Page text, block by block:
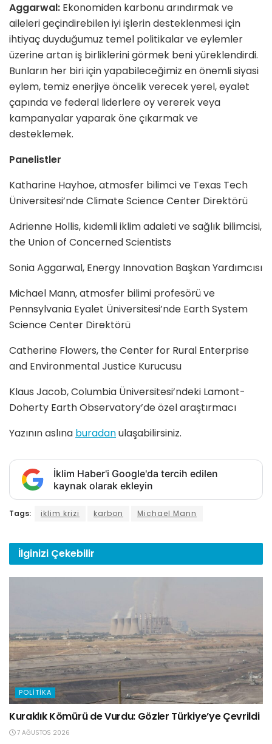
Aggarwal: Ekonomiden karbonu arındırmak ve
aileleri geçindirebilen iyi işlerin desteklenmesi için
ihtiyaç duyduğumuz temel politikalar ve eylemler
üzerine artan iş birliklerini görmek beni yüreklendirdi.
Bunların her biri için yapabileceğimiz en önemli siyasi
eylem, temiz enerjiye öncelik verecek yerel, eyalet
çapında ve federal liderlere oy vererek veya
kampanyalar yaparak öne çıkarmak ve
desteklemek.
Panelistler
Katharine Hayhoe, atmosfer bilimci ve Texas Tech
Üniversitesi’nde Climate Science Center Direktörü
Adrienne Hollis, kıdemli iklim adaleti ve sağlık bilimcisi,
the Union of Concerned Scientists
Sonia Aggarwal, Energy Innovation Başkan Yardımcısı
Michael Mann, atmosfer bilimi profesörü ve
Pennsylvania Eyalet Üniversitesi’nde Earth System
Science Center Direktörü
Catherine Flowers, the Center for Rural Enterprise
and Environmental Justice Kurucusu
Klaus Jacob, Columbia Üniversitesi’ndeki Lamont-
Doherty Earth Observatory’de özel araştırmacı
Yazının aslına buradanulaşabilirsiniz.
İklim Haber'i Google'da tercih edilen
kaynak olarak ekleyin
Tags: iklim krizi karbon Michael Mann
İlginizi Çekebilir
POLITIKA
Kuraklık Kömürü de Vurdu: Gözler Türkiye’ye Çevrildi
7 AĞUSTOS 2026